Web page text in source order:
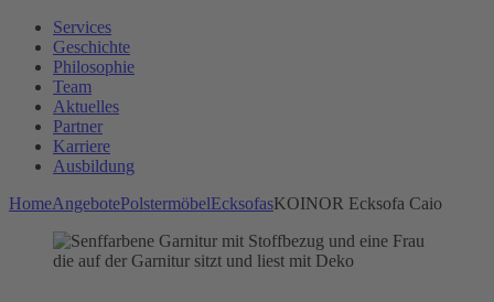
Services
Geschichte
Philosophie
Team
Aktuelles
Partner
Karriere
Ausbildung
HomeAngebotePolstermöbelEcksofasKOINOR Ecksofa Caio